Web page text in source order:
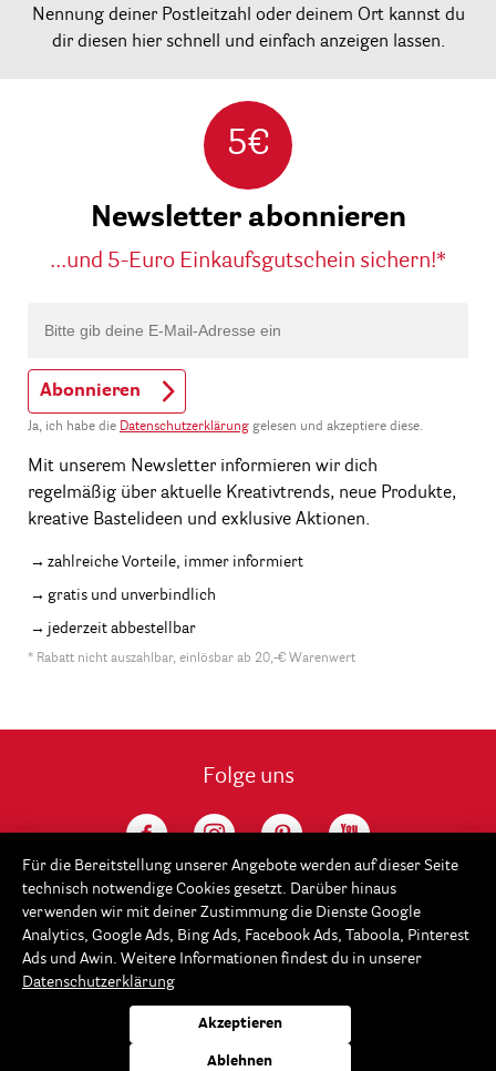
Nennung deiner Postleitzahl oder deinem Ort kannst du
dir diesen hier schnell und einfach anzeigen lassen.
5€
Newsletter abonnieren
...und 5-Euro Einkaufsgutschein sichern!*
Abonnieren
Ja, ich habe die Datenschutzerklärung gelesen und akzeptiere diese.
Mit unserem Newsletter informieren wir dich
regelmäßig über aktuelle Kreativtrends, neue Produkte,
kreative Bastelideen und exklusive Aktionen.
zahlreiche Vorteile, immer informiert
gratis und unverbindlich
jederzeit abbestellbar
* Rabatt nicht auszahlbar, einlösbar ab 20,-€ Warenwert
Folge uns
Service
Für die Bereitstellung unserer Angebote werden auf dieser Seite
technisch notwendige Cookies gesetzt. Darüber hinaus
verwenden wir mit deiner Zustimmung die Dienste Google
Analytics, Google Ads, Bing Ads, Facebook Ads, Taboola, Pinterest
Ads und Awin. Weitere Informationen findest du in unserer
Datenschutzerklärung
Akzeptieren
Ablehnen